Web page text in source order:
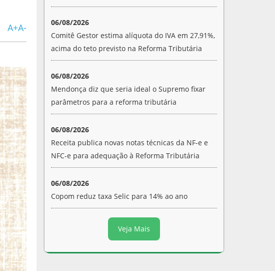
A+A-
06/08/2026
Comitê Gestor estima alíquota do IVA em 27,91%,
acima do teto previsto na Reforma Tributária
06/08/2026
Mendonça diz que seria ideal o Supremo fixar
parâmetros para a reforma tributária
06/08/2026
Receita publica novas notas técnicas da NF-e e
NFC-e para adequação à Reforma Tributária
06/08/2026
Copom reduz taxa Selic para 14% ao ano
Veja Mais